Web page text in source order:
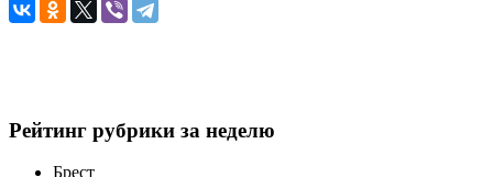
Рейтинг рубрики за неделю
Брест